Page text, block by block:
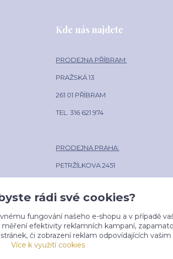
Kde nás najdete
PRODEJNA PŘÍBRAM:
PRAŽSKÁ 13
261 01 PŘÍBRAM
TEL. 316 621 974
PRODEJNA PRAHA:
PETRŽÍLKOVA 2451
POLIKLINIKA LÍPA CENTRUM
TEL. 602 381 884
rádi své cookies?
fungování našeho e-shopu a v případě
efektivity reklamních kampaní,
či zobrazení reklam odpovídajících
Více k využití cookies